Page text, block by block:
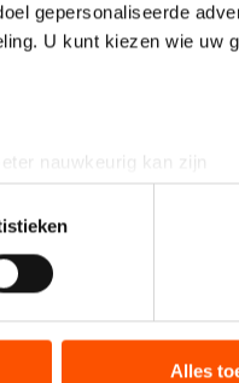
gepersonaliseerde
U kunt kiezen wie uw
nauwkeurig kan zijn
(fingerprinting)
in het
voor social media,
verstrekt of die zijAlles